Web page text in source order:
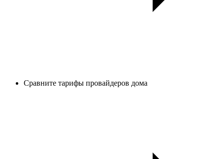
Сравните тарифы провайдеров дома